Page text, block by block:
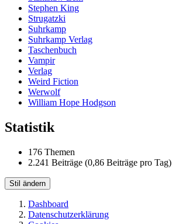
Stephen King
Strugatzki
Suhrkamp
Suhrkamp Verlag
Taschenbuch
Vampir
Verlag
Weird Fiction
Werwolf
William Hope Hodgson
Statistik
176 Themen
2.241 Beiträge (0,86 Beiträge pro Tag)
Stil ändern
Dashboard
Datenschutzerklärung